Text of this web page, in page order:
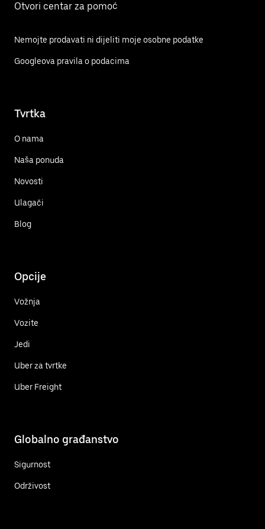
Otvori centar za pomoć
Nemojte prodavati ni dijeliti moje osobne podatke
Googleova pravila o podacima
Tvrtka
O nama
Naša ponuda
Novosti
Ulagači
Blog
Opcije
Vožnja
Vozite
Jedi
Uber za tvrtke
Uber Freight
Globalno građanstvo
Sigurnost
Održivost